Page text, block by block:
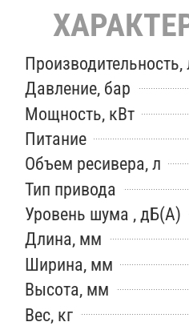
Давление, бар
Мощность, кВт
Питание
Объем ресивера, л
Тип привода
Уровень шума , дБ(А)
Длина, мм
Ширина, мм
Высота, мм
Вес, кг